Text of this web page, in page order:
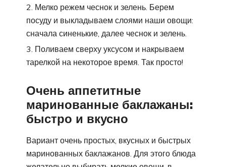
Мелко режем чеснок и зелень. Берем
посуду и выкладываем слоями наши овощи:
сначала синенькие, далее чеснок и зелень.
Поливаем сверху уксусом и накрываем
тарелкой на некоторое время. Так просто!
Очень аппетитные
маринованные баклажаны:
быстро и вкусно
Вариант очень простых, вкусных и быстрых
маринованных баклажанов. Для этого блюда